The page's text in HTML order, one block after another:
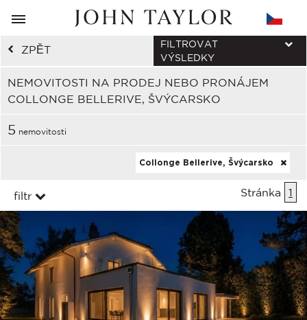
ZPĚT
NEMOVITOSTI NA PRODEJ NEBO PRONÁJEM
COLLONGE BELLERIVE, ŠVÝCARSKO
FILTROVAT
VÝSLEDKY
5 nemovitosti
Collonge Bellerive, Švýcarsko
filtr Stránka 1